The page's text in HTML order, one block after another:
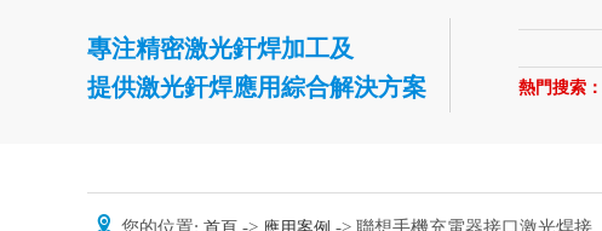
專注精密激光釬焊加工及
提供激光釬焊應用綜合解決方案
熱門搜索：